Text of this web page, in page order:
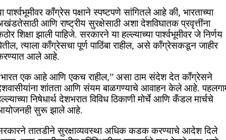
पार्श्वभूमीवर काँग्रेस पक्षाने स्पष्टपणे सांगितले आहे की, भारताच्या
आणि राष्ट्रीय सुरक्षेसाठी अशा देशविघातक प्रवृत्तींना
शिक्षा झाली पाहिजे. सरकारने या हल्ल्याच्या पार्श्वभूमीवर जे निर्णय
त्याला काँग्रेसचा पूर्ण पाठिंबा राहील, असे काँग्रेसकडून जाहीर
आले आहे.
एक आहे आणि एकच राहील,” असा ठाम संदेश देत काँग्रेसने
शांतता आणि संयम बाळगण्याचे आवाहन केले आहे.
निषेधार्थ देशभरात विविध ठिकाणी मोर्चे आणि कँडल मार्चचे
सुरू झाले आहे.
तातडीने सुरक्षाव्यवस्था अधिक कडक करण्याचे आदेश दिले